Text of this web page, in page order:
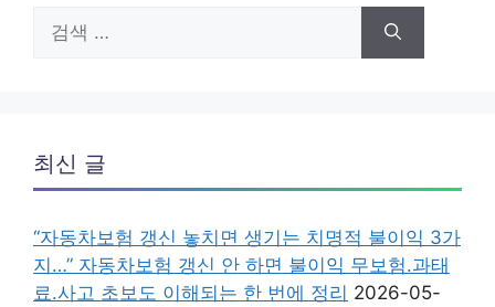
색:
최신 글
“자동차보험 갱신 놓치면 생기는 치명적 불이익 3가
지…” 자동차보험 갱신 안 하면 불이익 무보험.과태
료.사고 초보도 이해되는 한 번에 정리 2026-05-